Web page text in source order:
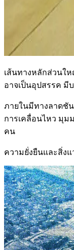
เส้นทางหลักส่วนใ
อาจเป็นอุปสรรค มี
ภายในมีทางลาดชั
การเคลื่อนไหว มุม
คน
ความยั่งยืนและสิ่ง